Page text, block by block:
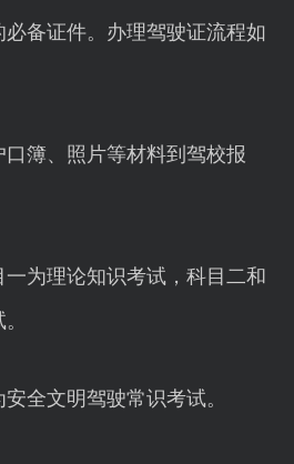
备证件。办理驾驶证流程如
簿、照片等材料到驾校报
为理论知识考试，科目二和
全文明驾驶常识考试。